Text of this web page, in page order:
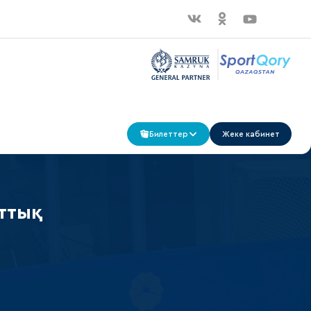
Билеттер Жеке кабинет